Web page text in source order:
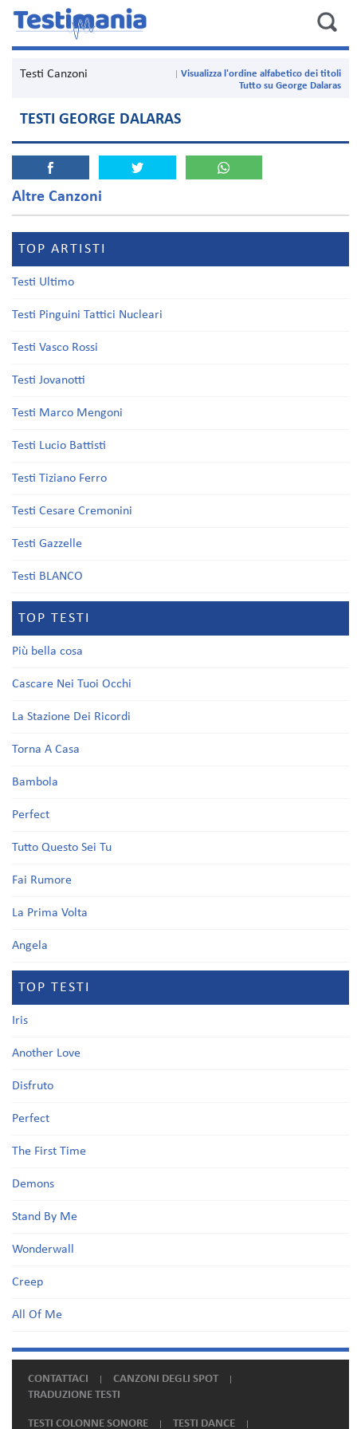
Testi Canzoni
Visualizza l'ordine alfabetico dei titoli
Tutto su George Dalaras
TESTI GEORGE DALARAS
Altre Canzoni
TOP ARTISTI
Testi Ultimo
Testi Pinguini Tattici Nucleari
Testi Vasco Rossi
Testi Jovanotti
Testi Marco Mengoni
Testi Lucio Battisti
Testi Tiziano Ferro
Testi Cesare Cremonini
Testi Gazzelle
Testi BLANCO
TOP TESTI
Più bella cosa
Cascare Nei Tuoi Occhi
La Stazione Dei Ricordi
Torna A Casa
Bambola
Perfect
Tutto Questo Sei Tu
Fai Rumore
La Prima Volta
Angela
TOP TESTI
Iris
Another Love
Disfruto
Perfect
The First Time
Demons
Stand By Me
Wonderwall
Creep
All Of Me
CONTATTACI
CANZONI DEGLI SPOT
TRADUZIONE TESTI
TESTI COLONNE SONORE TESTI DANCE